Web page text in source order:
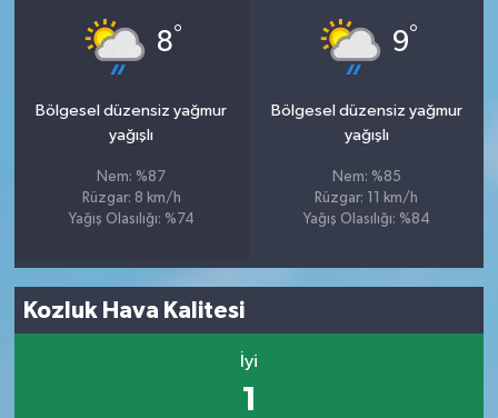
8°
Bölgesel düzensiz yağmur
yağışlı
Nem: %87
Rüzgar: 8 km/h
Yağış Olasılığı: %74
9°
Bölgesel düzensiz yağmur
yağışlı
Nem: %85
Rüzgar: 11 km/h
Yağış Olasılığı: %84
Kozluk Hava Kalitesi
İyi
1